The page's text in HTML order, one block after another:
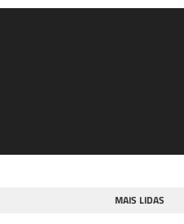
MAIS LIDAS